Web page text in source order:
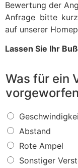
Bewertung der
Anfrage bitte
auf unserer
Lassen Sie Ihr
Was für ein
W
a
s
f
ü
r
Abstand
Rote Ampel
Sonstiger